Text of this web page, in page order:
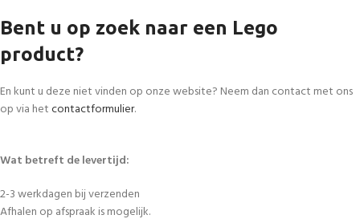
Bent u op zoek naar een Lego
product?
En kunt u deze niet vinden op onze website? Neem dan contact met ons
op via hetcontactformulier.
Wat betreft de levertijd:
2-3 werkdagen bij verzenden
Afhalen op afspraak is mogelijk.